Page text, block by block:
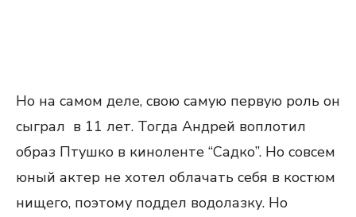
Но на самом деле, свою самую первую роль он
сыграл в 11 лет. Тогда Андрей воплотил
образ Птушко в киноленте “Садко”. Но совсем
юный актер не хотел облачать себя в костюм
нищего, поэтому поддел водолазку. Но